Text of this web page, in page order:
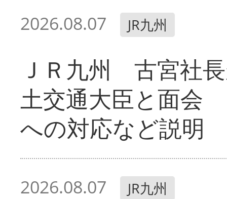
2026.08.07 JR九州
ＪＲ九州 古宮社
土交通大臣と面会
への対応など説明
2026.08.07 JR九州